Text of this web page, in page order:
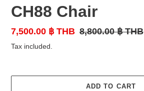
CH88 Chair
Sale
price
7,500.00 ฿ THB Regular
8,800.00 ฿ THB
Tax included.
ADD TO CART